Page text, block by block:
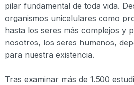
pilar fundamental de toda vida.
organismos unicelulares como
hasta los seres más complejos y
nosotros, los seres humanos,
para nuestra existencia.
Tras examinar más de 1.500